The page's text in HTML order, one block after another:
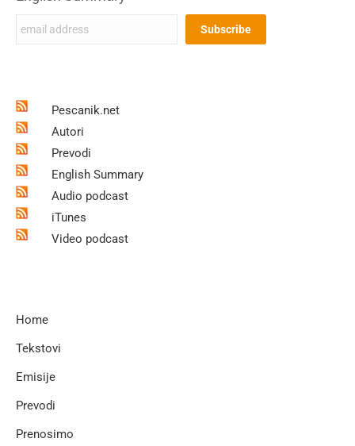
Pescanik.net
Autori
Prevodi
English Summary
Audio podcast
iTunes
Video podcast
Home
Tekstovi
Emisije
Prevodi
Prenosimo